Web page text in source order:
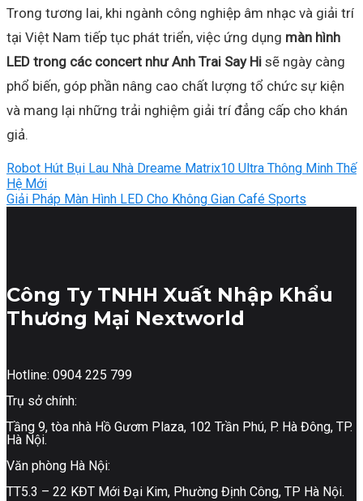
Trong tương lai, khi ngành công nghiệp âm nhạc và giải trí
tại Việt Nam tiếp tục phát triển, việc ứng dụng màn hình
LED trong các concert như Anh Trai Say Hi sẽ ngày càng
phổ biến, góp phần nâng cao chất lượng tổ chức sự kiện
và mang lại những trải nghiệm giải trí đẳng cấp cho khán
giả.
Robot Hút Bụi Lau Nhà Dreame Matrix10 Ultra Thông Minh Thế
Hệ Mới
Giải Pháp Màn Hình LED Cho Không Gian Café Sports
Công Ty TNHH Xuất Nhập Khẩu
Thương Mại Nextworld
Hotline: 0904 225 799
Trụ sở chính:
Tầng 9, tòa nhà Hồ Gươm Plaza, 102 Trần Phú, P. Hà Đông, TP.
Hà Nội.
Văn phòng Hà Nội:
TT5.3 – 22 KĐT Mới Đại Kim, Phường Định Công, TP Hà Nội.